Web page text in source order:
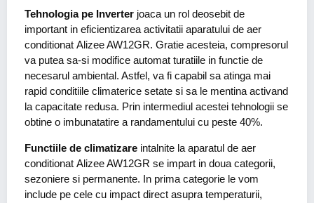
Tehnologia pe Inverter joaca un rol deosebit de
important in eficientizarea activitatii aparatului de aer
conditionat Alizee AW12GR. Gratie acesteia, compresorul
va putea sa-si modifice automat turatiile in functie de
necesarul ambiental. Astfel, va fi capabil sa atinga mai
rapid conditiile climaterice setate si sa le mentina activand
la capacitate redusa. Prin intermediul acestei tehnologii se
obtine o imbunatatire a randamentului cu peste 40%.
Functiile de climatizare intalnite la aparatul de aer
conditionat Alizee AW12GR se impart in doua categorii,
sezoniere si permanente. In prima categorie le vom
include pe cele cu impact direct asupra temperaturii,